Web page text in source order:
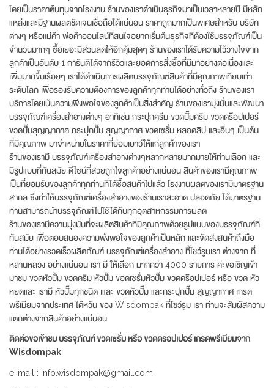
โดยเป็นราคาต้นทุนจากโรงงาน ร้านของเราดำเนินธุรกิจมาเป็นเวลาหลายปี มีหลัก
แหล่งและมีฐานผลิตชัดเจนเชื่อถือได้แน่นอน ราคาถูกมากเป็นพิเศษสำหรับ บริษัท
ต่างๆ หรือแม่ค้า พ่อค้าออนไลน์ที่สนใจอยากเริ่มต้นธุรกิจที่ต้องใช้บรรจุภัณฑ์เป็น
จำนวนมากๆ ซื้อเยอะมีส่วนลดให้อีกคุ้มสุดๆ ร้านของเราได้รับความไว้วางใจจาก
ลูกค้าเป็นอันดับ 1 การันตีได้จากรีวิวและยอดการสั่งซื้อที่มีมาอย่างต่อเนื่องและ
เพิ่มมากขึ้นเรื่อยๆ เราได้ดำเนินการผลิตบรรจุภัณฑ์สินค้าที่มีคุณภาพเทียบเท่า
ระดับโลก เพื่อรองรับความต้องการของลูกค้าทุกท่านได้อย่างทั่วถึง ร้านของเรา
บริการโดยเน้นความพึงพอใจของลูกค้าเป็นสิ่งสำคัญ ร้านของเรามุ่งมั่นและพัฒนา
บรรจุภัณฑ์เครื่องสำอางต่างๆ อาทิเช่น กระปุกครีม ขวดปั๊มครีม ขวดดร๊อปเปอร์
ขวดปั๊มสุญญากาศ กระปุกปั๊ม สุญญากาศ ขวดเซรั่ม หลอดลิป และอื่นๆ เป็นต้น
ที่มีคุณภาพ มาจำหน่ายในราคาที่ย่อมเยาว์ให้แก่ลูกค้าของเรา
ร้านของเรามี บรรจุภัณฑ์เครื่องสำอางต่างๆหลากหลายมากมายให้ท่านเลือก และ
มีรูปแบบที่ทันสมัย ดีไซน์ที่สวยถูกใจลูกค้าอย่างแน่นอน สินค้าของเรามีคุณภาพ
เป็นที่ยอมรับของลูกค้าทุกท่านที่ได้ซื้อสินค้าไปแล้ว โรงงานผลิตของเรามีมาตรฐาน
สากล ซึ่งทำให้บรรจุภัณฑ์เครื่องสำอางของร้านเราสะอาด ปลอดภัย ได้มาตรฐาน
ท่านสามารถนำบรรจุภัณฑ์ไปใช้ได้กับทุกอุตสาหกรรมการผลิต
ร้านของเรามีความมุ่งมั่นที่จะผลิตสินค้าที่มีคุณภาพด้วยรูปแบบของบรรจุภัณฑ์ที่
ทันสมัย เพื่อตอบสนองความพึงพอใจของลูกค้าเป็นหลัก และจัดส่งสินค้าถึงมือ
ท่านได้อย่างรวดเร็วผลิตภัณฑ์ บรรจุภัณฑ์เครื่องสำอาง ที้โชว์รูมเรา ต่างจาก ที่
หลานหลวง อย่างแน่นอน เรา มี ให้เลือก มากกว่า 4000 รายการ ค่ะขอเชิญเข้า
มาชม ขวดหัวปั้ม ขวดครีม หัวปั๊ม ขอดเซรั่มหัวปั๊ม ขวดดร๊อปเปอร์ หรือ ขวด หัว
หยดและ เรามี หัวปั๊มทุกชนิด เและ ขวดหัวปั๊ม และกระปุกปั๊ม สุญญากาศ เกรด
พรีเมียมจากประเทศ ใต้หวัน ของ Wisdompak ที่โชว์รูม เรา ท่านจะสัมผัสความ
แตกต่างจากสินค้าอย่างแน่นอน
ติดต่อขอเข้าชม บรรจุภัณฑ์ ขวดเซรั่ม หรือ ขวดดรอปเปอร์ เกรดพรีเมียมจาก
Wisdompak
e-mail : info.wisdompak@gmail.com